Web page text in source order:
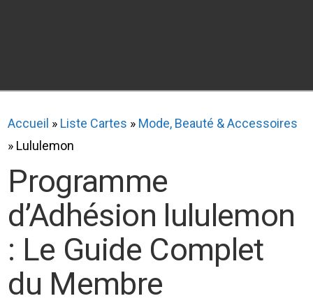
Accueil » Liste Cartes » Mode, Beauté & Accessoires
» Lululemon
Programme
d’Adhésion lululemon
: Le Guide Complet
du Membre